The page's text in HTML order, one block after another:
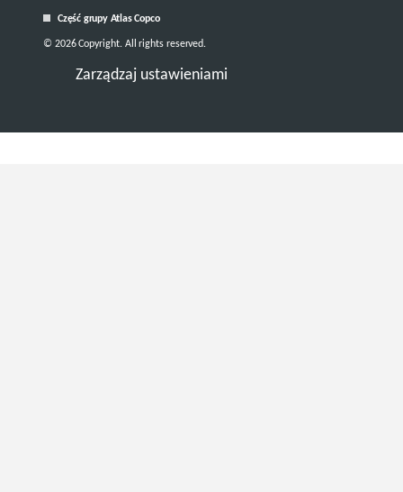
Część grupy Atlas Copco
Zarządzaj ustawieniami
© 2026 Copyright. All rights reserved.